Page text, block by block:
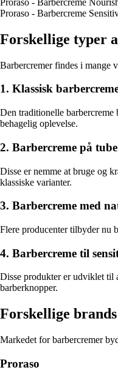
Proraso - Barbercreme
Forskellige typer
Barbercremer findes i mange
1. Klassisk
Den traditionelle
behagelig oplevelse.
2. Barbercreme på
Disse er nemme at bruge og
klassiske varianter.
3. Barbercreme med
Flere producenter tilbyder nu
4. Barbercreme til
Disse produkter er udviklet til
barberknopper.
Forskellige
Markedet for barbercremer
Proraso